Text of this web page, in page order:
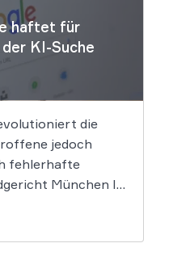
[…]
haftet für
KI-Suche
die
jedoch
fehlerhafte
München I
durch die